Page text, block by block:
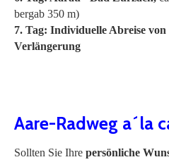
bergab 350 m)
7. Tag: Individuelle Abreise
Verlängerung
Aare-Radweg a´la
Sollten Sie Ihre persönliche